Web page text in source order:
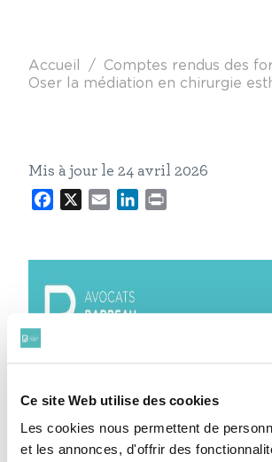
Ce site Web utilise des cookies
Les cookies nous permettent de
et les annonces, d'offrir des
Fil d'Ariane
Accueil
Comptes rendus des
Oser la médiation en chirurgie
Mis à jour le 24 avril 2026
Facebook
X Email LinkedIn